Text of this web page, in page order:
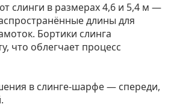
слинги в размерах 4,6 и 5,4 м —
длины для
Бортики слинга
что облегчает процесс
в слинге-шарфе — спереди,